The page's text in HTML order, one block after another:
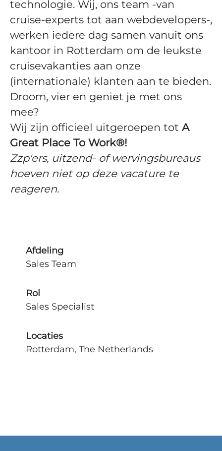
technologie. Wij, ons team -van
cruise-experts tot aan webdevelopers-,
werken iedere dag samen vanuit ons
kantoor in Rotterdam om de leukste
cruisevakanties aan onze
(internationale) klanten aan te bieden.
Droom, vier en geniet je met ons
mee?
Wij zijn officieel uitgeroepen tot A
Great Place To Work®!
Zzp'ers, uitzend- of wervingsbureaus
hoeven niet op deze vacature te
reageren.
Afdeling
Sales Team
Rol
Sales Specialist
Locaties
Rotterdam, The Netherlands